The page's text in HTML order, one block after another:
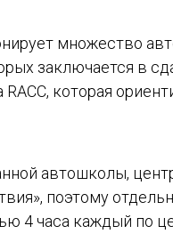
множество
заключается в
RACC, которая
автошколы,
поэтому
4 часа каждый по